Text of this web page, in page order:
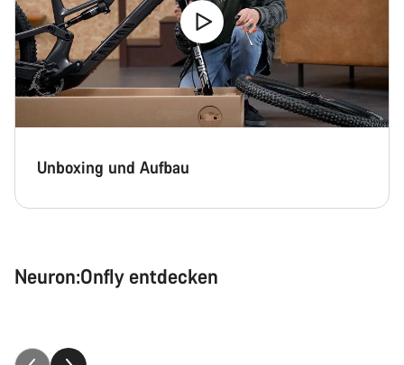
Unboxing und Aufbau
Neuron:Onfly entdecken
Das Neuron:ONfly im Überblick